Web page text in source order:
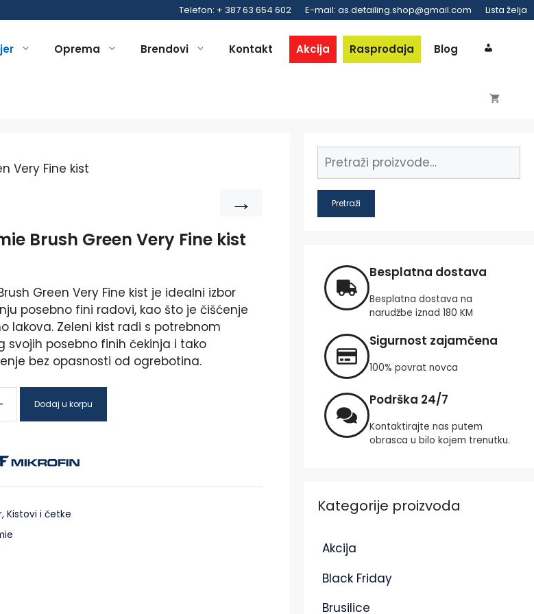
Telefon: + 387 63 654 602 E-mail: as.detailing.shop@gmail.com Lista želja
Oprema Brendovi Kontakt Akcija Rasprodaja Blog
Very Fine kist
→
Brush Green Very Fine kist
Green Very Fine kist je idealni izbor
posebno fini radovi, kao što je čišćenje
lakova. Zeleni kist radi s potrebnom
svojih posebno finih čekinja i tako
bez opasnosti od ogrebotina.
Dodaj u korpu
, Kistovi i četke
Pretraži
Besplatna dostava
Besplatna dostava na
narudžbe iznad 180 KM
Sigurnost zajamčena
100% povrat novca
Podrška 24/7
Kontaktirajte nas putem
obrasca u bilo kojem trenutku.
Kategorije proizvoda
Akcija
Black Friday
Brusilice